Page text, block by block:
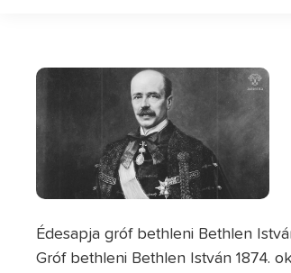
Édesapja gróf bethleni Bethlen
Gróf bethleni Bethlen István 1874.